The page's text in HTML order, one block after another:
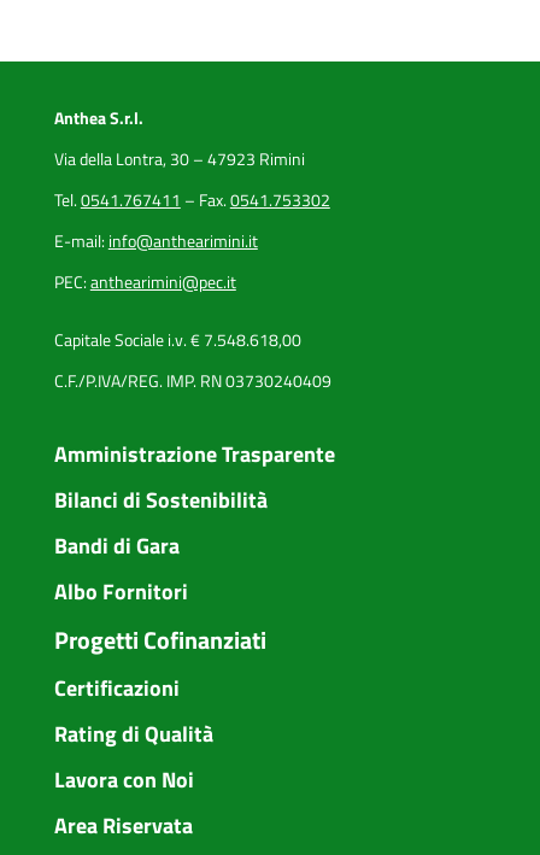
Anthea S.r.l.
Via della Lontra, 30 – 47923 Rimini
Tel.0541.767411 – Fax.0541.753302
E-mail: info@anthearimini.it
PEC:anthearimini@pec.it
Capitale Sociale i.v. € 7.548.618,00
C.F./P.IVA/REG. IMP. RN 03730240409
Amministrazione Trasparente
Bilanci di Sostenibilità
Bandi di Gara
Albo Fornitori
Progetti Cofinanziati
Certificazioni
Rating di Qualità
Lavora con Noi
Area Riservata